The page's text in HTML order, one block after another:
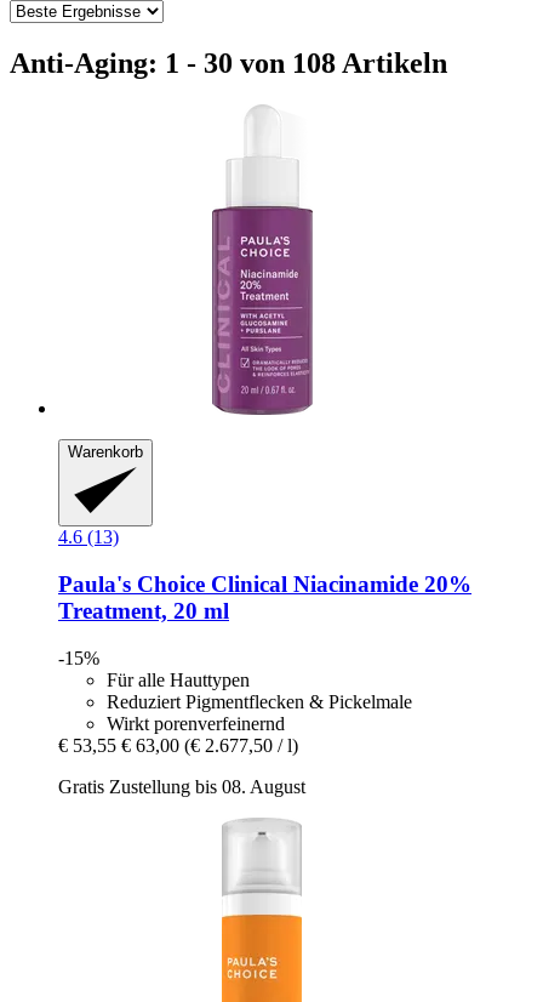
Anti-Aging: 1 - 30 von 108 Artikeln
Warenkorb
4.6 (13)
Paula's Choice Clinical Niacinamide 20%
Treatment, 20 ml
-15%
Für alle Hauttypen
Reduziert Pigmentflecken & Pickelmale
Wirkt porenverfeinernd
€ 53,55 € 63,00 (€ 2.677,50 / l)
Gratis Zustellung bis 08. August